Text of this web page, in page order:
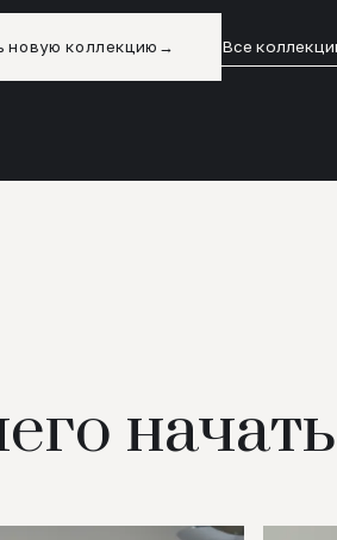
новую коллекцию → Все
начать